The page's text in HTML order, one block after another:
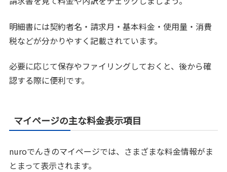
明細書には契約者名・請求月・基本料金・使用量・消費
税などが分かりやすく記載されています。
必要に応じて保存やファイリングしておくと、後から確
認する際に便利です。
マイページの主な料金表示項目
nuroでんきのマイページでは、さまざまな料金情報がま
とまって表示されます。